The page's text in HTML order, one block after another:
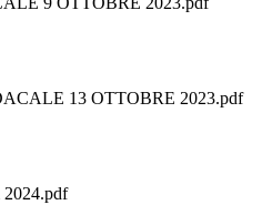
13 OTTOBRE 2023.pdf
2024.pdf